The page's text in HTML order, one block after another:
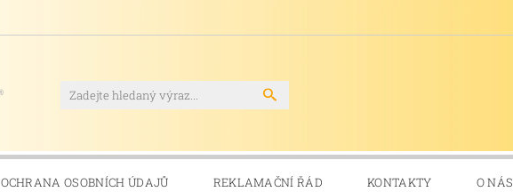
OCHRANA OSOBNÍCH ÚDAJŮ REKLAMAČNÍ ŘÁD KONTAKTY O NÁS